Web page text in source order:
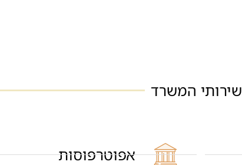
שירותי המשרד
אפוטרפוסות